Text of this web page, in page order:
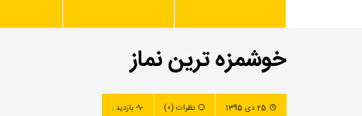
خوشمزه ترین نماز
25 دی 1395 نظرات (0) بازدید :